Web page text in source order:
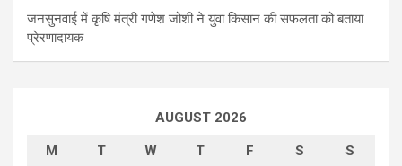
जनसुनवाई में कृषि मंत्री गणेश जोशी ने युवा किसान की सफलता को बताया
प्रेरणादायक
AUGUST 2026
M T W T F S S